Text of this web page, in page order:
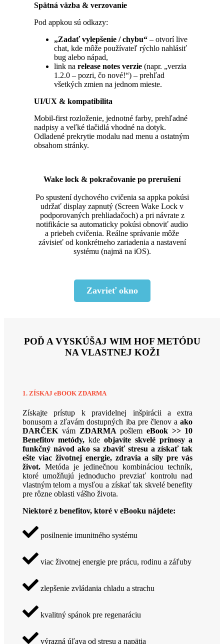
Spätná väzba & verzovanie
Pod appkou sú odkazy:
„Zadať vylepšenie / chybu“ – otvorí live
chat, kde môže používateľ rýchlo nahlásiť
bug alebo nápad,
link narelease notes verzie (napr. „verzia
1.2.0 – pozri, čo nové!“) – prehľad
všetkých zmien na jednom mieste.
UI/UX & kompatibilita
Mobil-first rozloženie, jednotné farby, prehľadné
nadpisy a veľké tlačidlá vhodné na dotyk.
Odladené prekrytie modalu nad menu a ostatným
obsahom stránky.
Wake lock & pokračovanie po prerušení
Po spustení dychového cvičenia sa appka pokúsi
udržať display zapnutý (Screen Wake Lock v
podporovaných prehliadačoch) a pri návrate z
notifikácie sa automaticky pokúsi obnoviť audio
a priebeh cvičenia. Reálne správanie môže
závisieť od konkrétneho zariadenia a nastavení
systému (najmä na iOS).
Zavrieť okno
POĎ A VYSKÚŠAJ WIM HOF METÓDU
NA VLASTNEJ KOŽI
1. ZÍSKAJ eBOOK ZDARMA
Získajte prístup k pravidelnej inšpirácii a extra
bonusom a zľavám dostupných iba pre členov aako
DARČEKvám ZDARMA pošlem eBook >> 10
Benefitov metódy,kdeobjavíte skvelé prínosy a
funkčný návod ako sa zbaviť stresu a získať tak
ešte viac životnej energie, zdravia a sily pre vás
život. Metóda je jedinečnou kombináciou techník,
ktoré umožňujú jednoducho prevziať kontrolu nad
vlastným telom a mysľou a získať tak skvelé benefity
pre rôzne oblasti vášho života.
Niektoré z benefitov, ktoré v eBooku nájdete:
posilnenie imunitného systému
viac životnej energie pre prácu, rodinu a záľuby
zlepšenie zvládania chladu a strachu
kvalitný spánok pre regenaráciu
výrazná úľava od stresu a napätia